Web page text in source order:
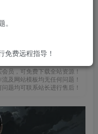
后购买，可保存购买订单
会员，可免费下载全站资源！
流及网站模板均无任何问题！
题均可联系站长进行售后！
免费远程指导！